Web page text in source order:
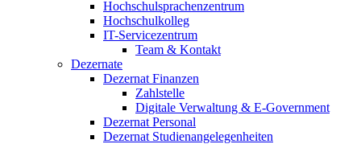
Hochschulsprachenzentrum
Hochschulkolleg
IT-Servicezentrum
Team & Kontakt
Dezernate
Dezernat Finanzen
Zahlstelle
Digitale Verwaltung & E-Government
Dezernat Personal
Dezernat Studienangelegenheiten